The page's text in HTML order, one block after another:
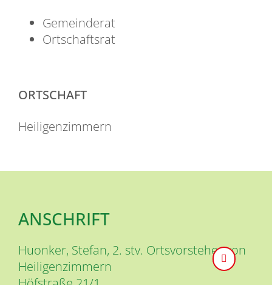
Gemeinderat
Ortschaftsrat
ORTSCHAFT
Heiligenzimmern
ANSCHRIFT
Huonker, Stefan, 2. stv. Ortsvorsteher von
Heiligenzimmern